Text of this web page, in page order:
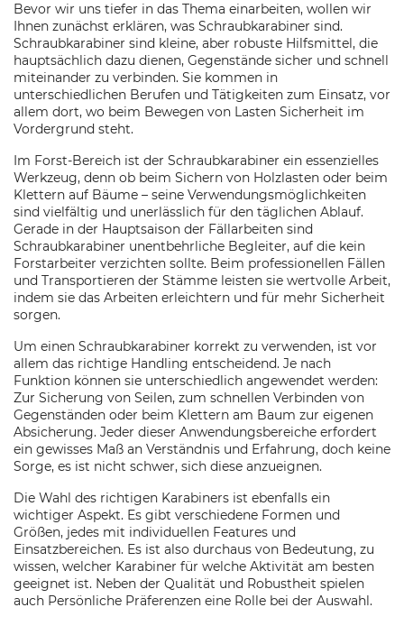
Bevor wir uns tiefer in das Thema einarbeiten, wollen wir
Ihnen zunächst erklären, was Schraubkarabiner sind.
Schraubkarabiner sind kleine, aber robuste Hilfsmittel, die
hauptsächlich dazu dienen, Gegenstände sicher und schnell
miteinander zu verbinden. Sie kommen in
unterschiedlichen Berufen und Tätigkeiten zum Einsatz, vor
allem dort, wo beim Bewegen von Lasten Sicherheit im
Vordergrund steht.
Im Forst-Bereich ist der Schraubkarabiner ein essenzielles
Werkzeug, denn ob beim Sichern von Holzlasten oder beim
Klettern auf Bäume – seine Verwendungsmöglichkeiten
sind vielfältig und unerlässlich für den täglichen Ablauf.
Gerade in der Hauptsaison der Fällarbeiten sind
Schraubkarabiner unentbehrliche Begleiter, auf die kein
Forstarbeiter verzichten sollte. Beim professionellen Fällen
und Transportieren der Stämme leisten sie wertvolle Arbeit,
indem sie das Arbeiten erleichtern und für mehr Sicherheit
sorgen.
Um einen Schraubkarabiner korrekt zu verwenden, ist vor
allem das richtige Handling entscheidend. Je nach
Funktion können sie unterschiedlich angewendet werden:
Zur Sicherung von Seilen, zum schnellen Verbinden von
Gegenständen oder beim Klettern am Baum zur eigenen
Absicherung. Jeder dieser Anwendungsbereiche erfordert
ein gewisses Maß an Verständnis und Erfahrung, doch keine
Sorge, es ist nicht schwer, sich diese anzueignen.
Die Wahl des richtigen Karabiners ist ebenfalls ein
wichtiger Aspekt. Es gibt verschiedene Formen und
Größen, jedes mit individuellen Features und
Einsatzbereichen. Es ist also durchaus von Bedeutung, zu
wissen, welcher Karabiner für welche Aktivität am besten
geeignet ist. Neben der Qualität und Robustheit spielen
auch Persönliche Präferenzen eine Rolle bei der Auswahl.